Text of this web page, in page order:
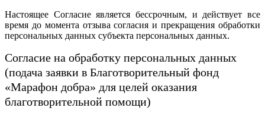
Настоящее Согласие является бессрочным, и действует все
время до момента отзыва согласия и прекращения обработки
персональных данных субъекта персональных данных.
Согласие на обработку персональных данных
(подача заявки в Благотворительный фонд
«Марафон добра» для целей оказания
благотворительной помощи)